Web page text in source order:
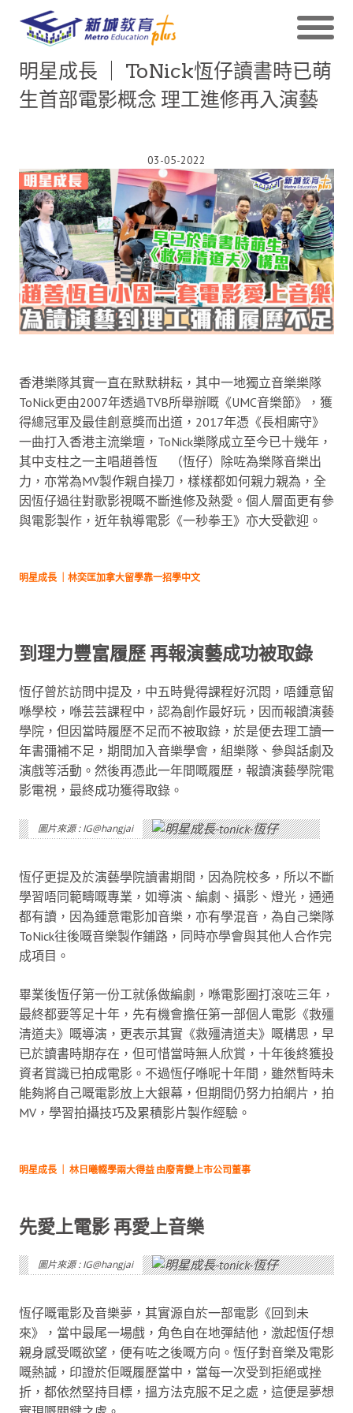
明星成長 ｜ ToNick恆仔讀書時已萌
生首部電影概念 理工進修再入演藝
03-05-2022
香港樂隊其實一直在默默耕耘，其中一地獨立音樂樂隊
ToNick更由2007年透過TVB所舉辦嘅《UMC音樂節》，獲
得總冠軍及最佳創意獎而出道，2017年憑《長相廝守》
一曲打入香港主流樂壇，ToNick樂隊成立至今已十幾年，
其中支柱之一主唱趙善恆 （恆仔）除咗為樂隊音樂出
力，亦常為MV製作親自操刀，樣樣都如何親力親為，全
因恆仔過往對歌影視嘅不斷進修及熱愛。個人層面更有參
與電影製作，近年執導電影《一秒拳王》亦大受歡迎。
明星成長 ｜林奕匡加拿大留學靠一招學中文
到理力豐富履歷 再報演藝成功被取錄
恆仔曾於訪問中提及，中五時覺得課程好沉悶，唔鍾意留
喺學校，喺芸芸課程中，認為創作最好玩，因而報讀演藝
學院，但因當時履歷不足而不被取錄，於是便去理工讀一
年書彌補不足，期間加入音樂學會，組樂隊、參與話劇及
演戲等活動。然後再憑此一年間嘅履歷，報讀演藝學院電
影電視，最終成功獲得取錄。
圖片來源 : IG@hangjai
恆仔更提及於演藝學院讀書期間，因為院校多，所以不斷
學習唔同範疇嘅專業，如導演、編劇、攝影、燈光，通通
都有讀，因為鍾意電影加音樂，亦有學混音，為自己樂隊
ToNick往後嘅音樂製作鋪路，同時亦學會與其他人合作完
成項目。
畢業後恆仔第一份工就係做編劇，喺電影圈打滾咗三年，
最終都要等足十年，先有機會擔任第一部個人電影《救殭
清道夫》嘅導演，更表示其實《救殭清道夫》嘅構思，早
已於讀書時期存在，但可惜當時無人欣賞，十年後終獲投
資者賞識已拍成電影。不過恆仔喺呢十年間，雖然暫時未
能夠將自己嘅電影放上大銀幕，但期間仍努力拍網片，拍
MV，學習拍攝技巧及累積影片製作經驗。
明星成長 ｜ 林日曦輟學兩大得益 由廢青變上市公司董事
先愛上電影 再愛上音樂
圖片來源 : IG@hangjai
恆仔嘅電影及音樂夢，其實源自於一部電影《回到未
來》，當中最尾一場戲，角色自在地彈結他，激起恆仔想
親身感受嘅欲望，便有咗之後嘅方向。恆仔對音樂及電影
嘅熱誠，印證於佢嘅履歷當中，當每一次受到拒絕或挫
折，都依然堅持目標，搵方法克服不足之處，這便是夢想